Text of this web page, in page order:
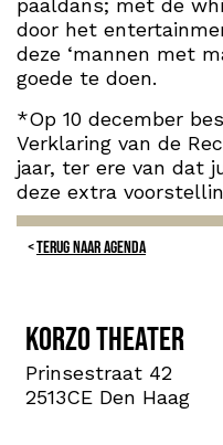
paaldans; met de
door het
deze ‘mannen met
goede te doen.
*Op 10 december
Verklaring van de
jaar, ter ere van dat
deze extra
TERUG NAAR AGENDA
Korzo theater
Prinsestraat 42
2513CE Den Haag